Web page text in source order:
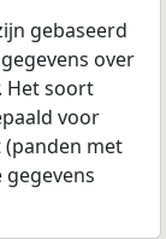
gebaseerd
over
Het soort
voor
(panden met